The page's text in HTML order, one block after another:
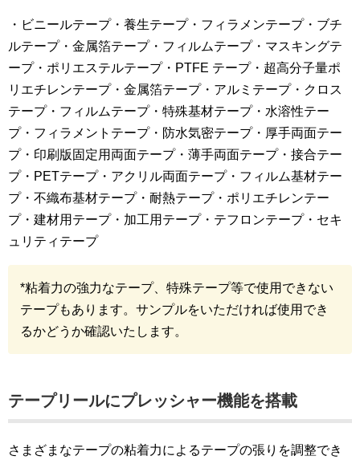
・ビニールテープ・養生テープ・フィラメンテープ・ブチ
ルテープ・金属箔テープ・フィルムテープ・マスキングテ
ープ・ポリエステルテープ・PTFE テープ・超高分子量ポ
リエチレンテープ・金属箔テープ・アルミテープ・クロス
テープ・フィルムテープ・特殊基材テープ・水溶性テー
プ・フィラメントテープ・防水気密テープ・厚手両面テー
プ・印刷版固定用両面テープ・薄手両面テープ・接合テー
プ・PETテープ・アクリル両面テープ・フィルム基材テー
プ・不織布基材テープ・耐熱テープ・ポリエチレンテー
プ・建材用テープ・加工用テープ・テフロンテープ・セキ
ュリティテープ
*粘着力の強力なテープ、特殊テープ等で使用できない
テープもあります。サンプルをいただければ使用でき
るかどうか確認いたします。
テープリールにプレッシャー機能を搭載
さまざまなテープの粘着力によるテープの張りを調整でき